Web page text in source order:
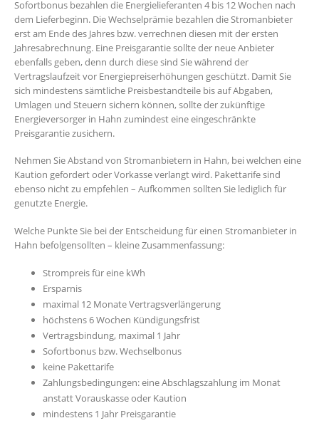
Sofortbonus bezahlen die Energielieferanten 4 bis 12 Wochen nach
dem Lieferbeginn. Die Wechselprämie bezahlen die Stromanbieter
erst am Ende des Jahres bzw. verrechnen diesen mit der ersten
Jahresabrechnung. Eine Preisgarantie sollte der neue Anbieter
ebenfalls geben, denn durch diese sind Sie während der
Vertragslaufzeit vor Energiepreiserhöhungen geschützt. Damit Sie
sich mindestens sämtliche Preisbestandteile bis auf Abgaben,
Umlagen und Steuern sichern können, sollte der zukünftige
Energieversorger in Hahn zumindest eine eingeschränkte
Preisgarantie zusichern.
Nehmen Sie Abstand von Stromanbietern in Hahn, bei welchen eine
Kaution gefordert oder Vorkasse verlangt wird. Pakettarife sind
ebenso nicht zu empfehlen – Aufkommen sollten Sie lediglich für
genutzte Energie.
Welche Punkte Sie bei der Entscheidung für einen Stromanbieter in
Hahn befolgensollten – kleine Zusammenfassung:
Strompreis für eine kWh
Ersparnis
maximal 12 Monate Vertragsverlängerung
höchstens 6 Wochen Kündigungsfrist
Vertragsbindung, maximal 1 Jahr
Sofortbonus bzw. Wechselbonus
keine Pakettarife
Zahlungsbedingungen: eine Abschlagszahlung im Monat
anstatt Vorauskasse oder Kaution
mindestens 1 Jahr Preisgarantie